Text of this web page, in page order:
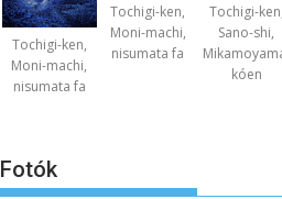
Tochigi-ken,
Moni-machi,
nisumata fa
Tochigi-ken,
Moni-machi,
nisumata fa
Tochigi-ken,
Sano-shi,
kóen
Fotók